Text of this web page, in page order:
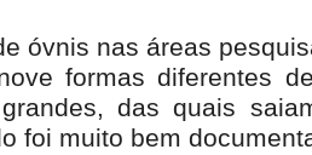
óvnis nas áreas
formas diferentes
das quais
foi muito bem